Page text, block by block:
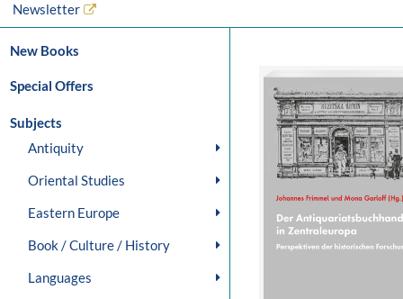
Newsletter
New Books
Special Offers
Subjects
Antiquity
Oriental Studies
Eastern Europe
Book / Culture / History
Languages